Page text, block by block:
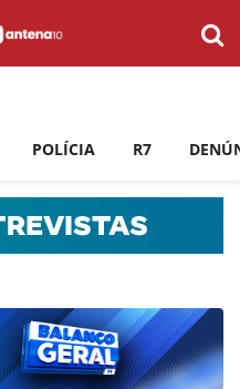
POLÍCIA R7